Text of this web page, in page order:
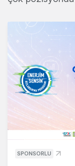
SPONSORLU